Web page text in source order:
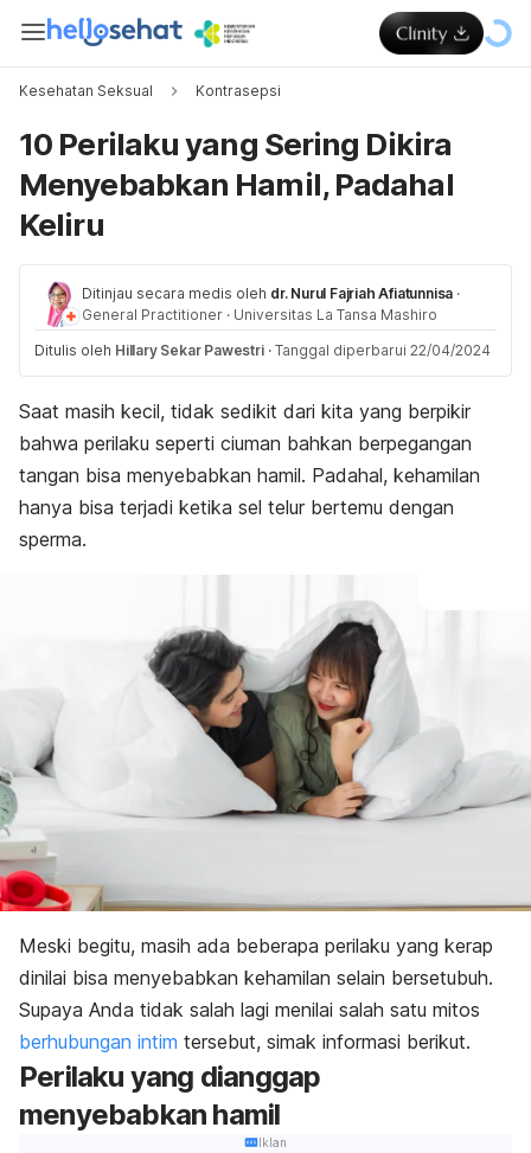
Kesehatan Seksual Kontrasepsi
10 Perilaku yang Sering Dikira
Menyebabkan Hamil, Padahal
Keliru
Ditinjau secara medis oleh dr. Nurul Fajriah Afiatunnisa ·
General Practitioner · Universitas La Tansa Mashiro
Ditulis oleh Hillary Sekar Pawestri · Tanggal diperbarui 22/04/2024
Saat masih kecil, tidak sedikit dari kita yang berpikir
bahwa perilaku seperti ciuman bahkan berpegangan
tangan bisa menyebabkan hamil. Padahal, kehamilan
hanya bisa terjadi ketika sel telur bertemu dengan
sperma.
Meski begitu, masih ada beberapa perilaku yang kerap
dinilai bisa menyebabkan kehamilan selain bersetubuh.
Supaya Anda tidak salah lagi menilai salah satu mitos
berhubungan intim tersebut, simak informasi berikut.
Perilaku yang dianggap
menyebabkan hamil
Iklan